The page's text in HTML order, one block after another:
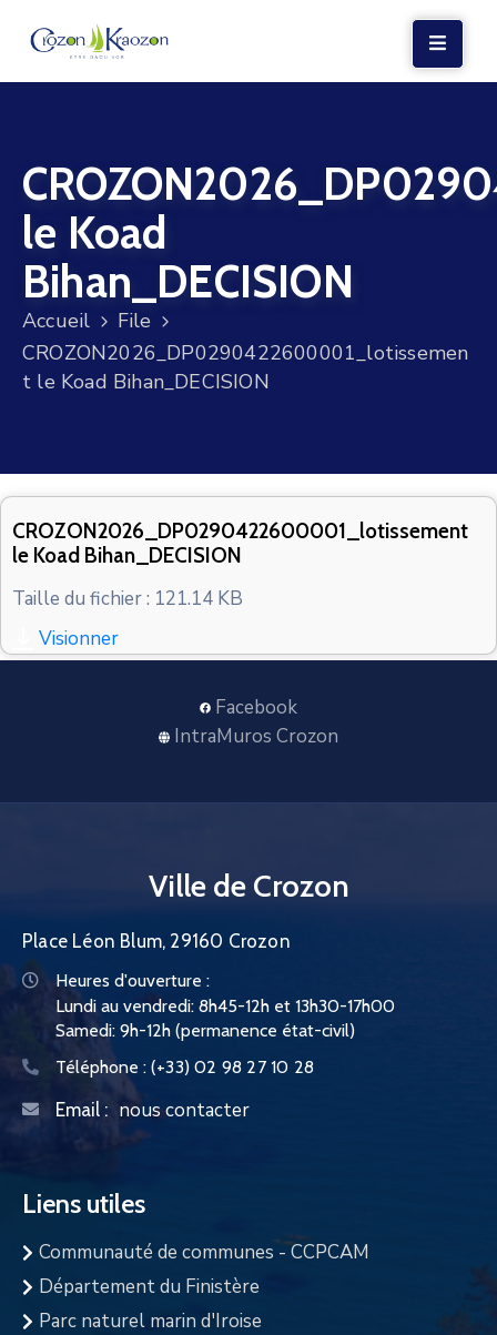
VIE
LOCALE
VIE
SOCIALE
TERRE
ET
MER
le Koad
Bihan_DECISION
Accueil
File
CROZON2026_DP0290422600001_lotissemen
t le Koad Bihan_DECISION
CROZON2026_DP0290422600001_lotissement
le Koad Bihan_DECISION
Taille du fichier : 121.14 KB
Visionner
Facebook
IntraMuros Crozon
Ville de Crozon
Place Léon Blum, 29160 Crozon
Heures d'ouverture :
Lundi au vendredi: 8h45-12h et 13h30-17h00
Samedi: 9h-12h (permanence état-civil)
Téléphone : (+33) 02 98 27 10 28
Email : nous contacter
Liens utiles
Communauté de communes - CCPCAM
Département du Finistère
Parc naturel marin d'Iroise